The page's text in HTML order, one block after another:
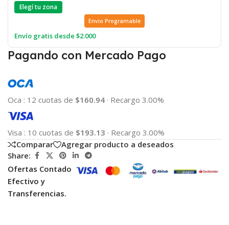
Elegí tu zona
Envio Programable
Envío gratis desde $2.000
Pagando con Mercado Pago
Oca : 12 cuotas de $160.94 · Recargo 3.00%
Visa : 10 cuotas de $193.13 · Recargo 3.00%
Comparar
Agregar producto a deseados
Share:
Ofertas Contado
Efectivo y
Transferencias.